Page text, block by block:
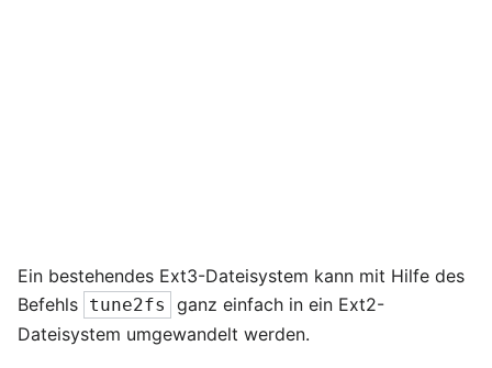
Ein bestehendes Ext3-Dateisystem kann mit Hilfe des
Befehls tune2fs
ganz einfach in ein Ext2-
Dateisystem umgewandelt werden.